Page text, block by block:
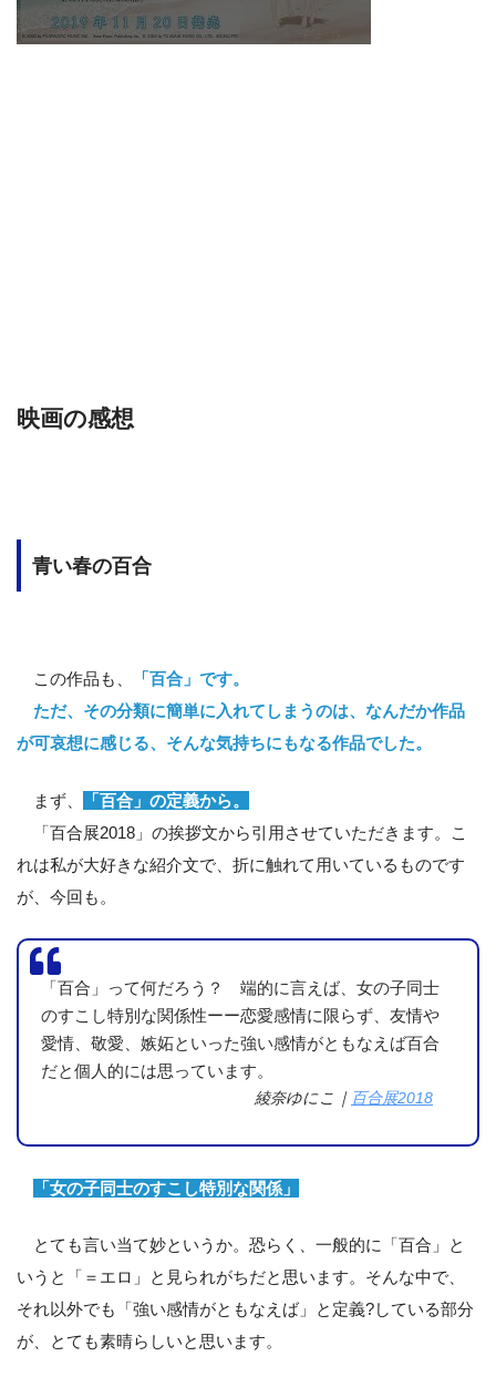
映画の感想
青い春の百合
この作品も、
「百合」です。
ただ、その分類に簡単に入れてしまうのは、なんだか作品
が可哀想に感じる、そんな気持ちにもなる作品でした。
まず、
「百合」の定義から。
「百合展2018」の挨拶文から引用させていただきます。こ
れは私が大好きな紹介文で、折に触れて用いているものです
が、今回も。
「百合」って何だろう？ 端的に言えば、女の子同士
のすこし特別な関係性ーー恋愛感情に限らず、友情や
愛情、敬愛、嫉妬といった強い感情がともなえば百合
だと個人的には思っています。
綾奈ゆにこ｜ 百合展2018
「女の子同士のすこし特別な関係」
とても言い当て妙というか。恐らく、一般的に「百合」と
いうと「＝エロ」と見られがちだと思います。そんな中で、
それ以外でも「強い感情がともなえば」と定義?している部分
が、とても素晴らしいと思います。